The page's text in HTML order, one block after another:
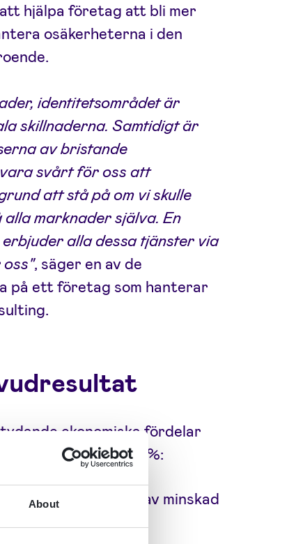
About
hjälpa företag att bli mer
osäkerheterna i den
identitetsområdet är
skillnaderna. Samtidigt är
av bristande
svårt för oss att
att stå på om vi skulle
marknader själva. En
alla dessa tjänster via
, säger en av de
på ett företag som hanterar
ekonomiska fördelar
på en ROI på 303 %:
75 %, som en följd av minskad